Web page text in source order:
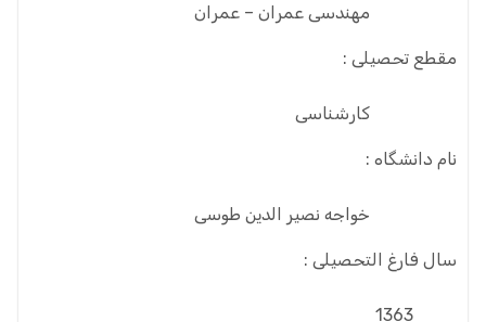
مهندسی عمران – عمران
مقطع تحصیلی :
کارشناسی
نام دانشگاه :
خواجه نصیر الدین طوسی
سال فارغ التحصیلی :
1363